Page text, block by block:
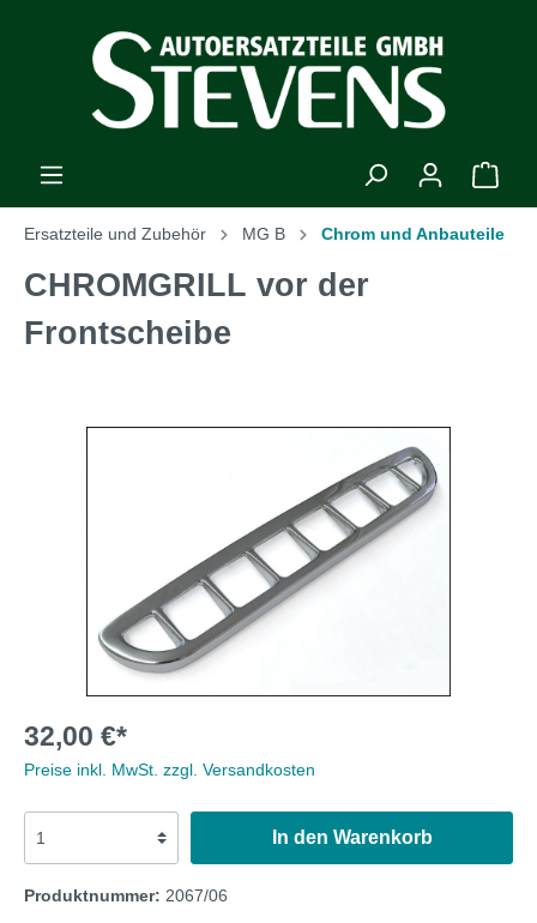
Ersatzteile und Zubehör MG B Chrom und Anbauteile
CHROMGRILL vor der
Frontscheibe
32,00 €*
Preise inkl. MwSt. zzgl. Versandkosten
In den Warenkorb
Produktnummer: 2067/06